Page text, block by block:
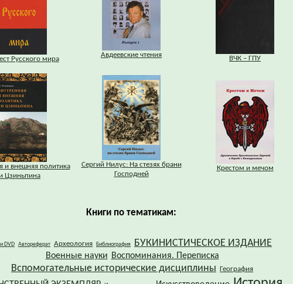
Русского мира
Авдеевские чтения ВЧК – ГПУ
и внешняя политика
Цзиньпина
Сергий Нилус: На стезях брани
Господней
Крестом и мечом
Книги по тематикам:
DVD Автореферат Археология Библиография БУКИНИСТИЧЕСКОЕ ИЗДАНИЕ
Военные науки Воспоминания. Переписка
Вспомогательные исторические дисциплины География